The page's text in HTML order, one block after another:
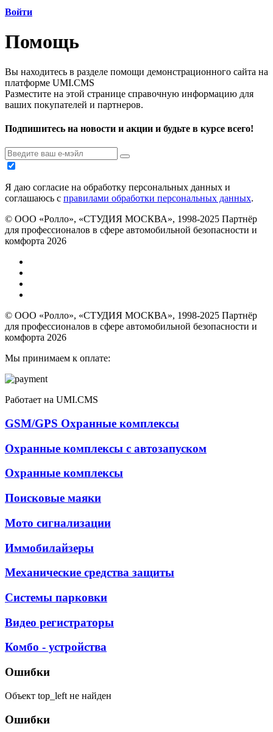
Войти
Помощь
Вы находитесь в разделе помощи демонстрационного сайта на
платформе UMI.CMS
Разместите на этой странице справочную информацию для
ваших покупателей и партнеров.
Подпишитесь на новости и акции и будьте в курсе всего!
Я даю согласие на обработку персональных данных и
соглашаюсь с правилами обработки персональных данных.
© ООО «Ролло», «СТУДИЯ МОСКВА», 1998-2025 Партнёр
для профессионалов в сфере автомобильной безопасности и
комфорта 2026
© ООО «Ролло», «СТУДИЯ МОСКВА», 1998-2025 Партнёр
для профессионалов в сфере автомобильной безопасности и
комфорта 2026
Мы принимаем к оплате:
Работает на UMI.CMS
GSM/GPS Охранные комплексы
Охранные комплексы с автозапуском
Охранные комплексы
Поисковые маяки
Мото сигнализации
Иммобилайзеры
Механические средства защиты
Системы парковки
Видео регистраторы
Комбо - устройства
Ошибки
Объект top_left не найден
Ошибки